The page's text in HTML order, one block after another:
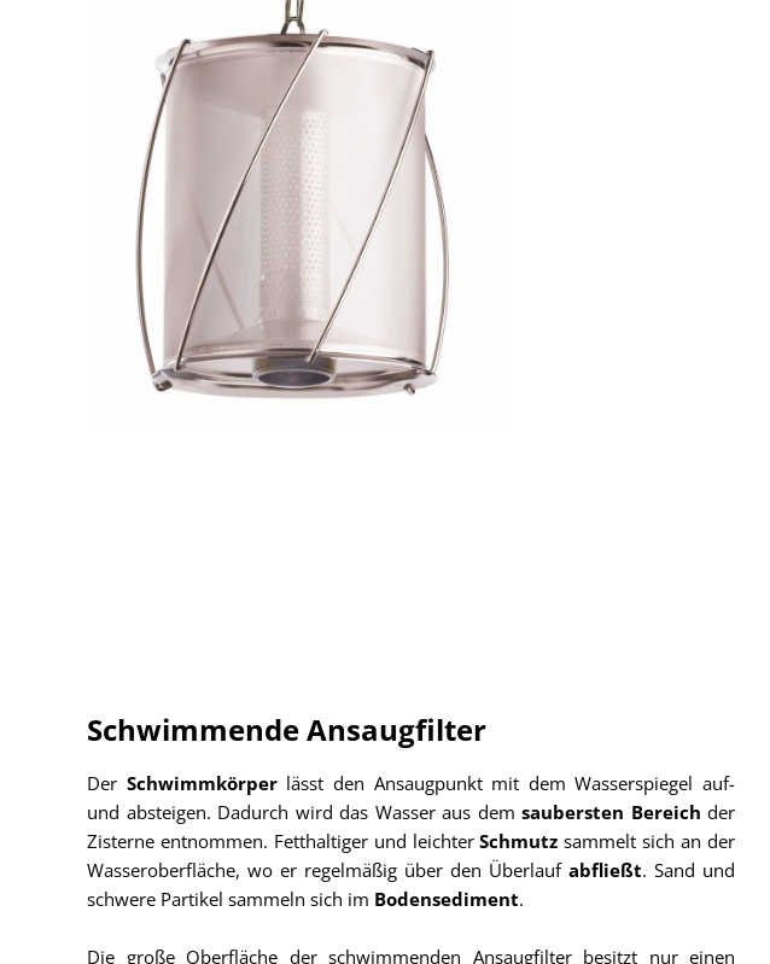
Schwimmende Ansaugfilter
Der Schwimmkörper lässt den Ansaugpunkt mit dem Wasserspiegel auf-
und absteigen. Dadurch wird das Wasser aus dem saubersten Bereich der
Zisterne entnommen. Fetthaltiger und leichterSchmutzsammelt sich an der
Wasseroberfläche, wo er regelmäßig über den Überlauf abfließt. Sand und
schwere Partikel sammeln sich im Bodensediment.
Die große Oberfläche der schwimmenden Ansaugfilter besitzt nur einen